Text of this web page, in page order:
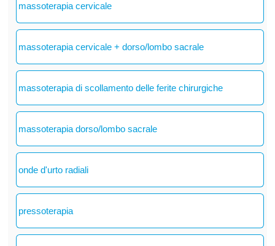
massoterapia cervicale
massoterapia cervicale + dorso/lombo sacrale
massoterapia di scollamento delle ferite chirurgiche
massoterapia dorso/lombo sacrale
onde d'urto radiali
pressoterapia